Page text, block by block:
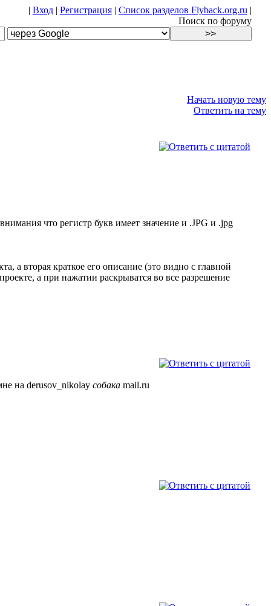
| Вход| Регистрация| Список разделов Flyback.org.ru |
Поиск по форуму
Начать новую тему
Ответить на тему
что регистр букв имеет значение и .JPG и .jpg
а вторая краткое его описание (это видно с главной
а при нажатии раскрыватся во все разрешение
на derusov_nikolay собака mail.ru